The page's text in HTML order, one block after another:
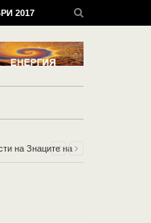
2017
на Знаците на